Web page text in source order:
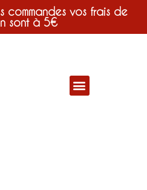
commandes vos frais de
sont à 5€